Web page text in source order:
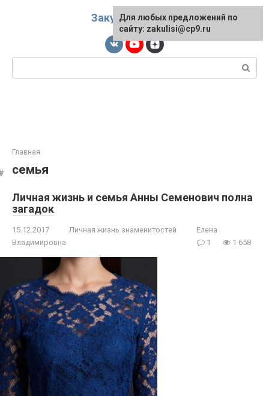
Закулисы
Поиск:
Главная
семья
Личная жизнь и семья Анны Семенович полна
загадок
15.12.2017 Личная жизнь знаменитостей
Елена
Владимировна
1 1 658
Для любых предложений по
сайту: zakulisi@cp9.ru